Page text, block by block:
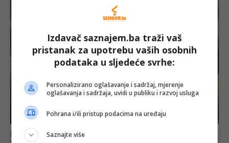
Izdavač saznajem.ba traži vaš
pristanak za upotrebu vaših osobnih
podataka u sljedeće svrhe:
Personalizirano oglašavanje i sadržaj, mjerenje
oglašavanja i sadržaja, uvidi u publiku i razvoj usluga
Pohrana i/ili pristup podacima na uređaju
Saznajte više